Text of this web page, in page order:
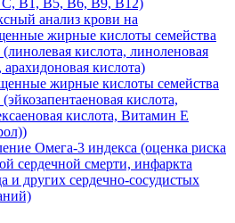
B1, B5, B6, В9, B12)
анализ крови на
жирные кислоты семейства
кислота, линоленовая
арахидоновая кислота)
жирные кислоты семейства
кислота,
кислота, Витамин E
Омега-3 индекса (оценка риска
сердечной смерти, инфаркта
и других сердечно-сосудистых